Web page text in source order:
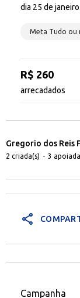
dia 25 de janeiro.
Meta Tudo ou
R$ 260
arrecadados
Gregorio dos Reis
2 criada(s) - 3
share
Campanha